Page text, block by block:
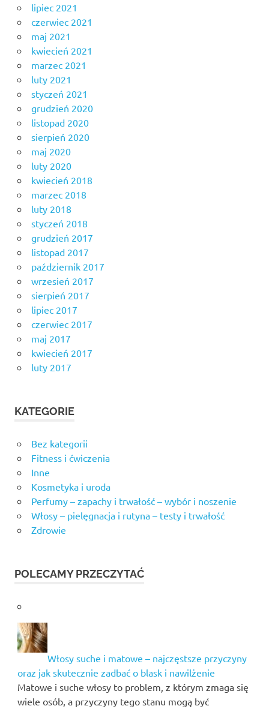
lipiec 2021
czerwiec 2021
maj 2021
kwiecień 2021
marzec 2021
luty 2021
styczeń 2021
grudzień 2020
listopad 2020
sierpień 2020
maj 2020
luty 2020
kwiecień 2018
marzec 2018
luty 2018
styczeń 2018
grudzień 2017
listopad 2017
październik 2017
wrzesień 2017
sierpień 2017
lipiec 2017
czerwiec 2017
maj 2017
kwiecień 2017
luty 2017
KATEGORIE
Bez kategorii
Fitness i ćwiczenia
Inne
Kosmetyka i uroda
Perfumy – zapachy i trwałość – wybór i noszenie
Włosy – pielęgnacja i rutyna – testy i trwałość
Zdrowie
POLECAMY PRZECZYTAĆ
Włosy suche i matowe – najczęstsze przyczyny
oraz jak skutecznie zadbać o blask i nawilżenie
Matowe i suche włosy to problem, z którym zmaga się
wiele osób, a przyczyny tego stanu mogą być